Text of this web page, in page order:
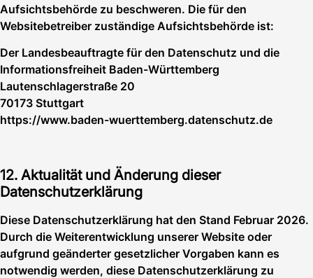
Aufsichtsbehörde zu beschweren. Die für den
Websitebetreiber zuständige Aufsichtsbehörde ist:
Der Landesbeauftragte für den Datenschutz und die
Informationsfreiheit Baden-Württemberg
Lautenschlagerstraße 20
70173 Stuttgart
https://www.baden-wuerttemberg.datenschutz.de
12. Aktualität und Änderung dieser
Datenschutzerklärung
Diese Datenschutzerklärung hat den Stand Februar 2026.
Durch die Weiterentwicklung unserer Website oder
aufgrund geänderter gesetzlicher Vorgaben kann es
notwendig werden, diese Datenschutzerklärung zu